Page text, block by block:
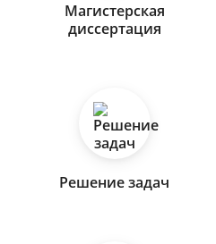
Магистерская
диссертация
Решение задач